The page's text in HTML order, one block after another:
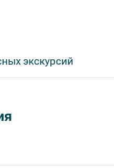
экскурсий
или более позднее.
и туров. Поэтому,